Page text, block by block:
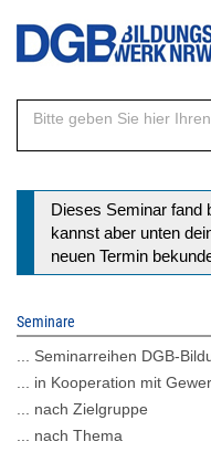
Direkt
Inhalt
Statusmeldung
Dieses Seminar fand
kannst aber unten
neuen Termin
Seminare
... Seminarreihen DGB-
... in Kooperation mit
... nach Zielgruppe
... nach Thema